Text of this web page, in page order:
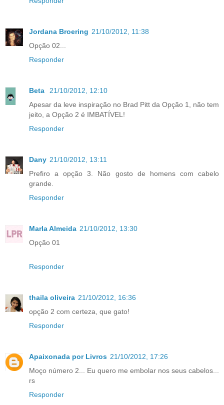
Jordana Broering 21/10/2012, 11:38
Opção 02...
Responder
Beta
21/10/2012, 12:10
Apesar da leve inspiração no Brad Pitt da Opção 1, não tem
jeito, a Opção 2 é IMBATÍVEL!
Responder
Dany 21/10/2012, 13:11
Prefiro a opção 3. Não gosto de homens com cabelo
grande.
Responder
Marla Almeida 21/10/2012, 13:30
Opção 01
Responder
thaila oliveira 21/10/2012, 16:36
opção 2 com certeza, que gato!
Responder
Apaixonada por Livros 21/10/2012, 17:26
Moço número 2... Eu quero me embolar nos seus cabelos...
rs
Responder